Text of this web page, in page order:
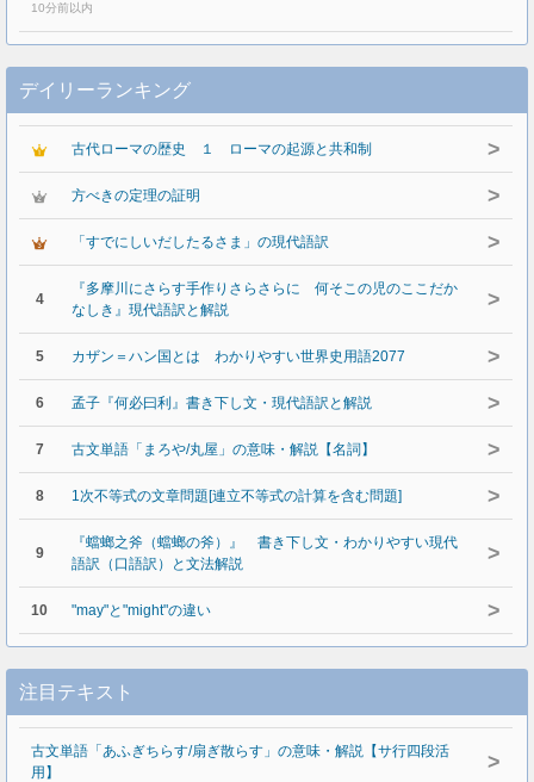
10分前以内
デイリーランキング
古代ローマの歴史 １ ローマの起源と共和制 >
方べきの定理の証明 >
「すでにしいだしたるさま」の現代語訳 >
4
『多摩川にさらす手作りさらさらに 何そこの児のここだか
なしき』現代語訳と解説
>
5 カザン＝ハン国とは わかりやすい世界史用語2077 >
6 孟子『何必曰利』書き下し文・現代語訳と解説 >
7 古文単語「まろや/丸屋」の意味・解説【名詞】 >
8 1次不等式の文章問題[連立不等式の計算を含む問題] >
9
『蟷螂之斧（蟷螂の斧）』 書き下し文・わかりやすい現代
語訳（口語訳）と文法解説
>
10 "may"と"might"の違い >
注目テキスト
古文単語「あふぎちらす/扇ぎ散らす」の意味・解説【サ行四段活
用】
>